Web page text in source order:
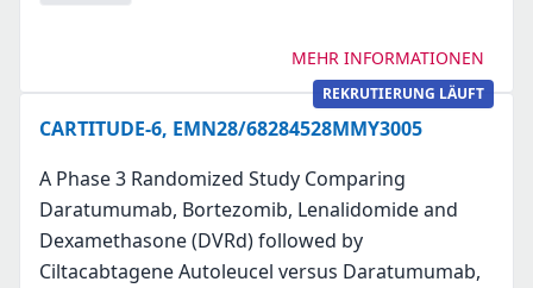
MEHR INFORMATIONEN
REKRUTIERUNG LÄUFT
CARTITUDE-6, EMN28/68284528MMY3005
A Phase 3 Randomized Study Comparing
Daratumumab, Bortezomib, Lenalidomide and
Dexamethasone (DVRd) followed by
Ciltacabtagene Autoleucel versus Daratumumab,